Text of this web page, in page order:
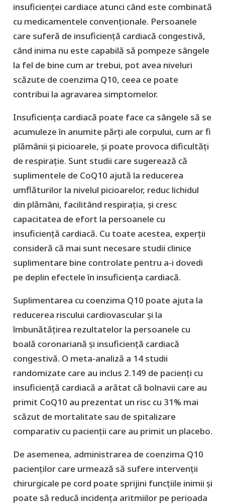
insuficienței cardiace atunci când este combinată
cu medicamentele convenționale. Persoanele
care suferă de insuficiență cardiacă congestivă,
când inima nu este capabilă să pompeze sângele
la fel de bine cum ar trebui, pot avea niveluri
scăzute de coenzima Q10, ceea ce poate
contribui la agravarea simptomelor.
Insuficiența cardiacă poate face ca sângele să se
acumuleze în anumite părți ale corpului, cum ar fi
plămânii și picioarele, și poate provoca dificultăți
de respirație. Sunt studii care sugerează că
suplimentele de CoQ10 ajută la reducerea
umflăturilor la nivelul picioarelor, reduc lichidul
din plămâni, facilitând respirația, și cresc
capacitatea de efort la persoanele cu
insuficiență cardiacă. Cu toate acestea, experții
consideră că mai sunt necesare studii clinice
suplimentare bine controlate pentru a-i dovedi
pe deplin efectele în insuficiența cardiacă.
Suplimentarea cu coenzima Q10 poate ajuta la
reducerea riscului cardiovascular și la
îmbunătățirea rezultatelor la persoanele cu
boală coronariană și insuficiență cardiacă
congestivă. O meta-analiză a 14 studii
randomizate care au inclus 2.149 de pacienți cu
insuficiență cardiacă a arătat că bolnavii care au
primit CoQ10 au prezentat un risc cu 31% mai
scăzut de mortalitate sau de spitalizare
comparativ cu pacienții care au primit un placebo.
De asemenea, administrarea de coenzima Q10
pacienților care urmează să sufere intervenții
chirurgicale pe cord poate sprijini funcțiile inimii și
poate să reducă incidența aritmiilor pe perioada